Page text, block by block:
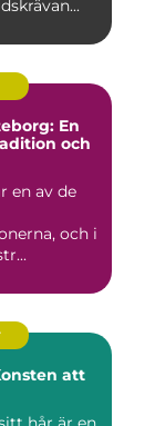
En
och
en av de
och i
att